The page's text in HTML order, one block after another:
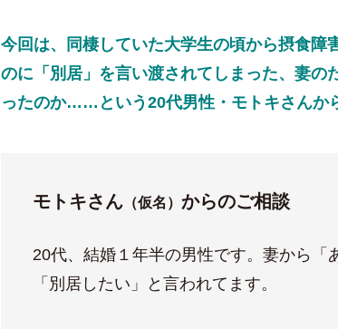
今回は、同棲していた大学生の頃から摂食障
のに「別居」を言い渡されてしまった、妻の
ったのか……という20代男性・モトキさんか
モトキさん （仮名） からのご相談
20代、結婚１年半の男性です。妻から「
「別居したい」と言われてます。